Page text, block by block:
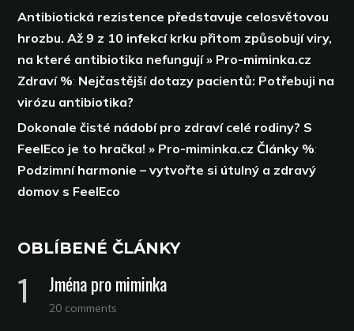
Antibiotická rezistence představuje celosvětovou
hrozbu. Až 9 z 10 infekcí krku přitom způsobují viry,
na které antibiotika nefungují » Pro-miminka.cz
Zdraví %: Nejčastější dotazy pacientů: Potřebuji na
virózu antibiotika?
Dokonale čisté nádobí pro zdraví celé rodiny? S
FeelEco je to hračka! » Pro-miminka.cz Články %:
Podzimní harmonie – vytvořte si útulný a zdravý
domov s FeelEco
OBLÍBENÉ ČLÁNKY
Jména pro miminka
20 comments